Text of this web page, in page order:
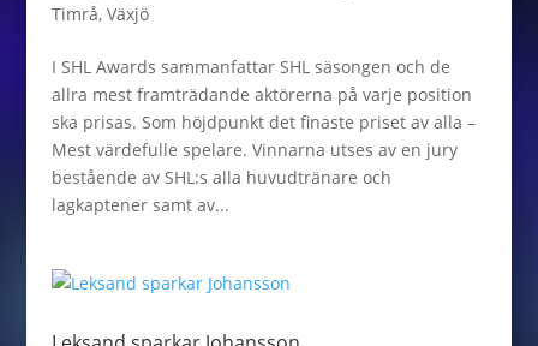
Timrå, Växjö
I SHL Awards sammanfattar SHL säsongen och de
allra mest framträdande aktörerna på varje position
ska prisas. Som höjdpunkt det finaste priset av alla –
Mest värdefulle spelare. Vinnarna utses av en jury
bestående av SHL:s alla huvudtränare och
lagkaptener samt av...